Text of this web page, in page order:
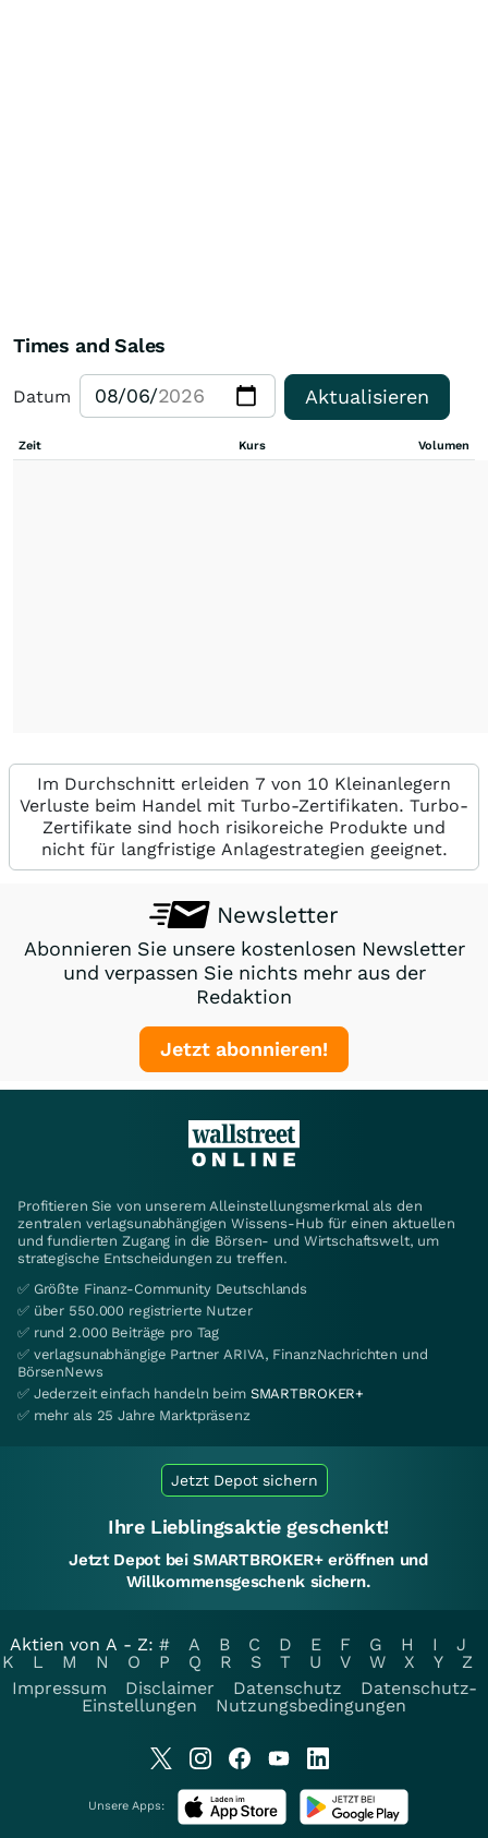
Times and Sales
Datum Aktualisieren
Zeit Kurs Volumen
Im Durchschnitt erleiden 7 von 10 Kleinanlegern
Verluste beim Handel mit Turbo-Zertifikaten. Turbo-
Zertifikate sind hoch risikoreiche Produkte und
nicht für langfristige Anlagestrategien geeignet.
Newsletter
Abonnieren Sie unsere kostenlosen Newsletter
und verpassen Sie nichts mehr aus der
Redaktion
Jetzt abonnieren!
Profitieren Sie von unserem Alleinstellungsmerkmal als den
zentralen verlagsunabhängigen Wissens-Hub für einen aktuellen
und fundierten Zugang in die Börsen- und Wirtschaftswelt, um
strategische Entscheidungen zu treffen.
✅ Größte Finanz-Community Deutschlands
✅ über 550.000 registrierte Nutzer
✅ rund 2.000 Beiträge pro Tag
✅ verlagsunabhängige Partner ARIVA, FinanzNachrichten und
BörsenNews
✅ Jederzeit einfach handeln beim SMARTBROKER+
✅ mehr als 25 Jahre Marktpräsenz
Jetzt Depot sichern
Ihre Lieblingsaktie geschenkt!
Jetzt Depot bei SMARTBROKER+ eröffnen und
Willkommensgeschenk sichern.
Aktien von A - Z: # A B C D E F G H I
J
K
L M N O P Q R S T U V W X Y
Z
Impressum
Disclaimer Datenschutz
Datenschutz-
Einstellungen
Nutzungsbedingungen
Unsere Apps: